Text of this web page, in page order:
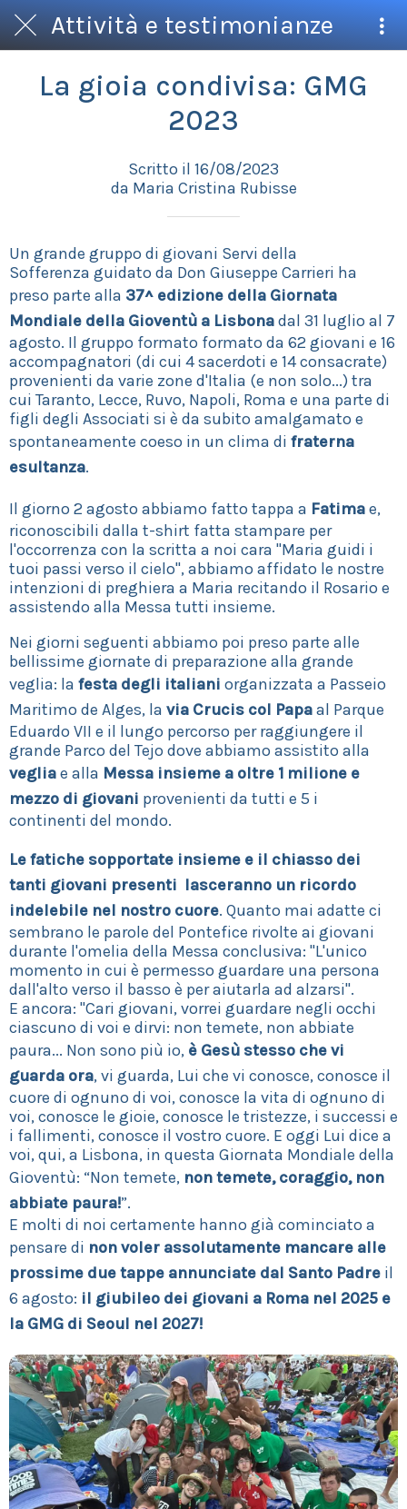
Attività e testimonianze
La gioia condivisa: GMG
2023
Scritto il 16/08/2023
da Maria Cristina Rubisse
Un grande gruppo di giovani Servi della
Sofferenza guidato da Don Giuseppe Carrieri ha
preso parte alla 37^ edizione della Giornata
Mondiale della Gioventù a Lisbonadal 31 luglio al 7
agosto. Il gruppo formato formato da 62 giovani e 16
accompagnatori (di cui 4 sacerdoti e 14 consacrate)
provenienti da varie zone d'Italia (e non solo...) tra
cui Taranto, Lecce, Ruvo, Napoli, Roma e una parte di
figli degli Associati si è da subito amalgamato e
spontaneamente coeso in un clima di fraterna
esultanza.
Il giorno 2 agosto abbiamo fatto tappa a Fatimae,
riconoscibili dalla t-shirt fatta stampare per
l'occorrenza con la scritta a noi cara "Maria guidi i
tuoi passi verso il cielo", abbiamo affidato le nostre
intenzioni di preghiera a Maria recitando il Rosario e
assistendo alla Messa tutti insieme.
Nei giorni seguenti abbiamo poi preso parte alle
bellissime giornate di preparazione alla grande
veglia: la festa degli italiani organizzata a Passeio
Maritimo de Alges, la via Crucis col Papaal Parque
Eduardo VII e il lungo percorso per raggiungere il
grande Parco del Tejo dove abbiamo assistito alla
vegliae alla Messa insieme a oltre 1 milione e
mezzo di giovani provenienti da tutti e 5 i
continenti del mondo.
Le fatiche sopportate insieme e il chiasso dei
tanti giovani presenti lasceranno un ricordo
indelebile nel nostro cuore. Quanto mai adatte ci
sembrano le parole del Pontefice rivolte ai giovani
durante l'omelia della Messa conclusiva: "L'unico
momento in cui è permesso guardare una persona
dall'alto verso il basso è per aiutarla ad alzarsi".
E ancora: "Cari giovani, vorrei guardare negli occhi
ciascuno di voi e dirvi: non temete, non abbiate
paura... Non sono più io, è Gesù stesso che vi
guarda ora, vi guarda, Lui che vi conosce, conosce il
cuore di ognuno di voi, conosce la vita di ognuno di
voi, conosce le gioie, conosce le tristezze, i successi e
i fallimenti, conosce il vostro cuore. E oggi Lui dice a
voi, qui, a Lisbona, in questa Giornata Mondiale della
Gioventù: “Non temete, non temete, coraggio, non
abbiate paura!”.
E molti di noi certamente hanno già cominciato a
pensare di non voler assolutamente mancare alle
prossime due tappe annunciate dal Santo Padre il
6 agosto: il giubileo dei giovani a Roma nel 2025 e
la GMG di Seoul nel 2027!